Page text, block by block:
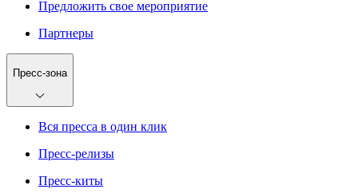
Предложить свое мероприятие
Партнеры
Пресс-зона
Вся пресса в один клик
Пресс-релизы
Пресс-киты